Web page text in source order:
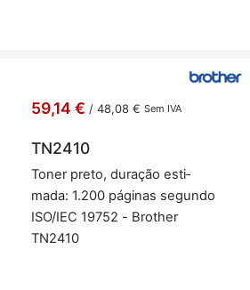
59,14 € / 48,08 € Sem IVA
TN2410
Toner preto, du­ração es­ti­
mada: 1.200 pá­ginas se­gundo
ISO/IEC 19752 - Brother
TN2410